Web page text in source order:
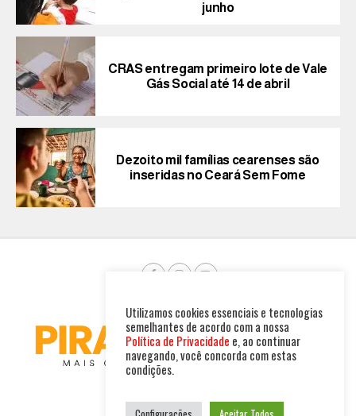
junho
CRAS entregam primeiro lote de Vale
Gás Social até 14 de abril
Dezoito mil famílias cearenses são
inseridas no Ceará Sem Fome
Utilizamos cookies essenciais e tecnologias
semelhantes de acordo com a nossa
Política de Privacidade e, ao continuar
navegando, você concorda com estas
condições.